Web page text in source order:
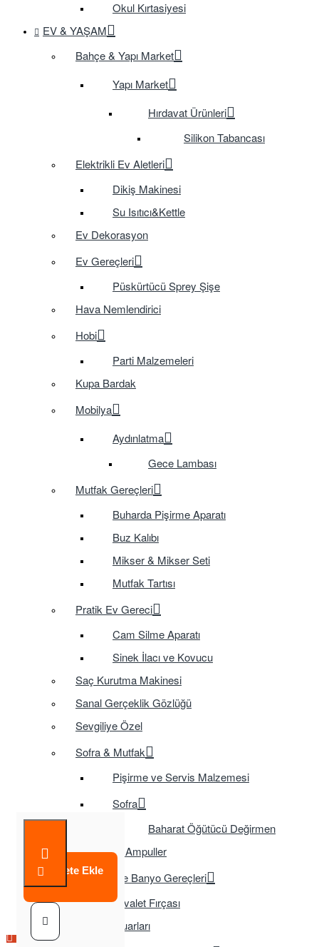
Okul Kırtasiyesi
EV & YAŞAM
Bahçe & Yapı Market
Yapı Market
Hırdavat Ürünleri
Silikon Tabancası
Elektrikli Ev Aletleri
Dikiş Makinesi
Su Isıtıcı&Kettle
Ev Dekorasyon
Ev Gereçleri
Püskürtücü Sprey Şişe
Hava Nemlendirici
Hobi
Parti Malzemeleri
Kupa Bardak
Mobilya
Aydınlatma
Gece Lambası
Mutfak Gereçleri
Buharda Pişirme Aparatı
Buz Kalıbı
Mikser & Mikser Seti
Mutfak Tartısı
Pratik Ev Gereci
Cam Silme Aparatı
Sinek İlacı ve Kovucu
Saç Kurutma Makinesi
Sanal Gerçeklik Gözlüğü
Sevgiliye Özel
Sofra & Mutfak
Pişirme ve Servis Malzemesi
Sofra
Baharat Öğütücü Değirmen
Tasarruflu Ampuller
Temizlik ve Banyo Gereçleri
Tuvalet Fırçası
TV Aksesuarları
Sepete Ekle
Çok Satılan Ürün
Çok Satılan Ürün